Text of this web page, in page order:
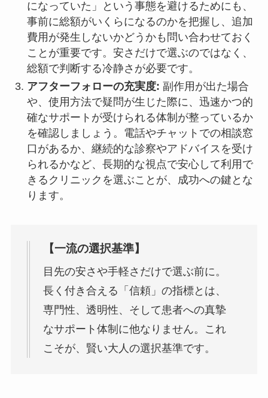
になっていた」という事態を避けるためにも、
事前に総額がいくらになるのかを把握し、追加
費用が発生しないかどうかも問い合わせておく
ことが重要です。安さだけで選ぶのではなく、
総額で判断する冷静さが必要です。
アフターフォローの充実度: 副作用が出た場合
や、使用方法で疑問が生じた際に、迅速かつ的
確なサポートが受けられる体制が整っているか
を確認しましょう。電話やチャットでの相談窓
口があるか、継続的な診察やアドバイスを受け
られるかなど、長期的な視点で安心して利用で
きるクリニックを選ぶことが、成功への鍵とな
ります。
【一流の選択基準】
目先の安さや手軽さだけで選ぶ前に。
長く付き合える「信頼」の指標とは、
専門性、透明性、そして患者への真摯
なサポート体制に他なりません。これ
こそが、賢い大人の選択基準です。